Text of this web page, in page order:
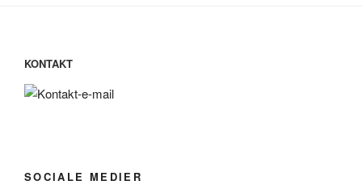
KONTAKT
SOCIALE MEDIER